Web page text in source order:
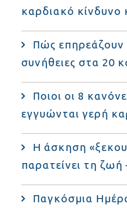
καρδιακό κίνδυνο
Πώς επηρεάζουν
συνήθειες στα 20
Ποιοι οι 8
εγγυώνται γερή
Η άσκηση
παρατείνει τη ζωή
Παγκόσμια